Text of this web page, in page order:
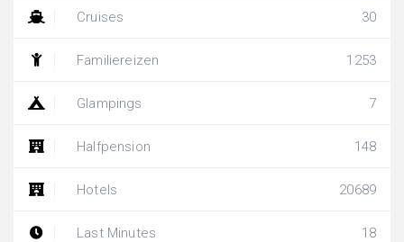
Cruises 30
Familiereizen 1253
Glampings 7
Halfpension 148
Hotels 20689
Last Minutes 18